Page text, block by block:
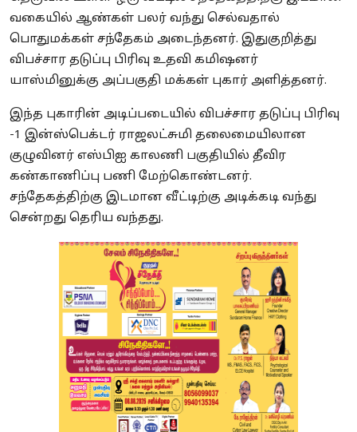
வகையில் ஆண்கள் பலர் வந்து செல்வதால்
பொதுமக்கள் சந்தேகம் அடைந்தனர். இதுகுறித்து
விபச்சார தடுப்பு பிரிவு உதவி கமிஷனர்
யாஸ்மினுக்கு அப்பகுதி மக்கள் புகார் அளித்தனர்.
இந்த புகாரின் அடிப்படையில் விபச்சார தடுப்பு பிரிவு
-1 இன்ஸ்பெக்டர் ராஜலட்சுமி தலைமையிலான
குழுவினர் எஸ்பிஐ காலணி பகுதியில் தீவிர
கண்காணிப்பு பணி மேற்கொண்டனர்.
சந்தேகத்திற்கு இடமான வீட்டிற்கு அடிக்கடி வந்து
சென்றது தெரிய வந்தது.